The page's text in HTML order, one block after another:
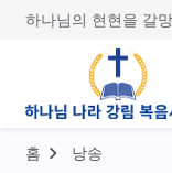
하나님의 현현을 갈
홈 낭송
리더 일꾼의 직
리더 일꾼의 직
리더 일꾼의 직